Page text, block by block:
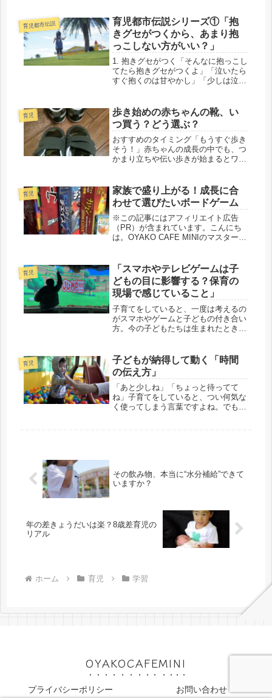
触れていた方がいい」という意見もよ
く聞きます。確かにその考え方も理解
で...
育児都市伝説
育児都市伝説シリーズ①「抱
きグセがつくから、あまり抱
っこしない方がいい？」
1. 抱きグセがつく「そんなに抱っこし
てたら抱きグセがつくよ」「泣いたら
すぐ抱くのは甘やかし」「少しは泣か
は言われたことがあるママ、多いので
はないでしょうか。特に祖父母世代
か...
育児
歩き始めの赤ちゃんの靴、い
つ買う？どう選ぶ？
おすすめのタイミング「もうすぐ歩き
そう！」赤ちゃんの成長の中でも、つ
かまり立ちや伝い歩きが始まるとワク
ちをスタート。「これは1歳には歩く
ね！」と夫婦でテンションが上がり、
1...
育児
家族で盛り上がる！成長に合
わせて選びたいボードゲーム
※この記事にはアフィリエイト広告
（PR）が含まれています。こんにち
は。OYAKO CAFE MINIのマスターで
みを抱えるママさんに、今回、私が自
信を持っておすすめしたいの...
育児
「スマホやテレビゲームは子
どもの目に影響する？保育の
現場で感じていること」
子育てをしていると、一度は考えるの
がスマホやゲームと子どもの付き合い
方。今の子どもたちは生まれたときか
の時代、AIやデジタルに慣れておくこ
とも大事」という意見もよく聞きま
す...
育児
子どもが納得して動く「時間
の伝え方」
「あと少しね」「ちょっと待ってて
ね」子育てをしていると、つい何気な
く使ってしまう言葉ですよね。でも実
その飲み物、本当に“水分補給”できて
いますか？
年の差きょうだいは楽？8歳差育児の
リアル
ホーム 育児 学習
OYAKOCAFEMINI
プライバシーポリシー お問い合わせ